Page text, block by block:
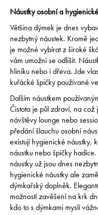
Náustky osobní a hygienické
Většina dýmek je dnes
nezbytný náustek. Kromě
je možné vybírat z široké
vám umožní se odlišit.
hliníku nebo i dřeva. Jde
kuřácké špičky používané
Dalším náustkem
Čistota je půl zdraví, na
návštěvy lounge nebo
předání šlauchu osobní
existují hygienické náustky,
náustku nebo špičky
náustky už jsou dnes
hygienické náustky ale
dýmkařský doplněk.
možností zavěšení na krk
kdo to s dýmkami myslí
o
r
u
č
u
j
e
m
e
HMS
BASIC
499
Kč